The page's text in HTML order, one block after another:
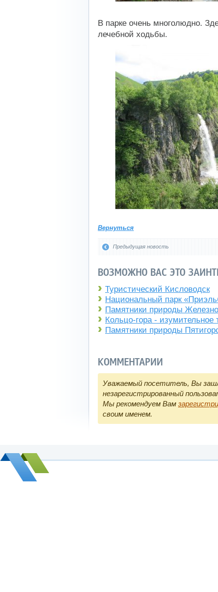
В парке очень многолюдно.
лечебной ходьбы.
Вернуться
Предыдущая новость
ВОЗМОЖНО ВАС ЭТО
Туристический Кисловодск
Национальный парк
Памятники природы
Кольцо-гора - изумительное
Памятники природы
КОММЕНТАРИИ
Уважаемый посетитель, Вы
незарегистрированный
Мы рекомендуем Вам
своим именем.